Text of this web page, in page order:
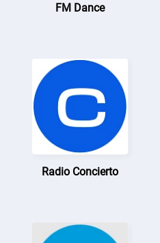
FM Dance
Radio Concierto